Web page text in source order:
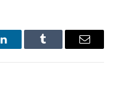
LinkedInTumblr Email